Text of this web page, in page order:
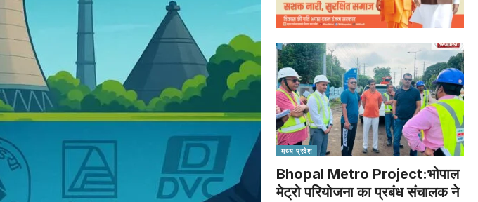
मध्य प्रदेश
Bhopal Metro Project:भोपाल
मेट्रो परियोजना का प्रबंध संचालक ने